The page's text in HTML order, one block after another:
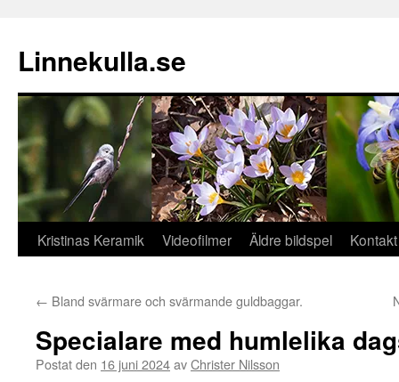
innehåll
Linnekulla.se
Kristinas Keramik Videofilmer Äldre bildspel Kontakt
← Bland svärmare och svärmande guldbaggar.
Specialare med humlelika
Postat den 16 juni 2024avChrister Nilsson